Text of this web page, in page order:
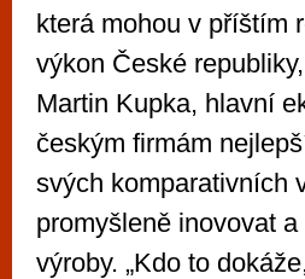
která mohou v příštím
výkon České
Martin Kupka, hlavní
českým firmám
svých komparativních
promyšleně inovovat
výroby. „Kdo to